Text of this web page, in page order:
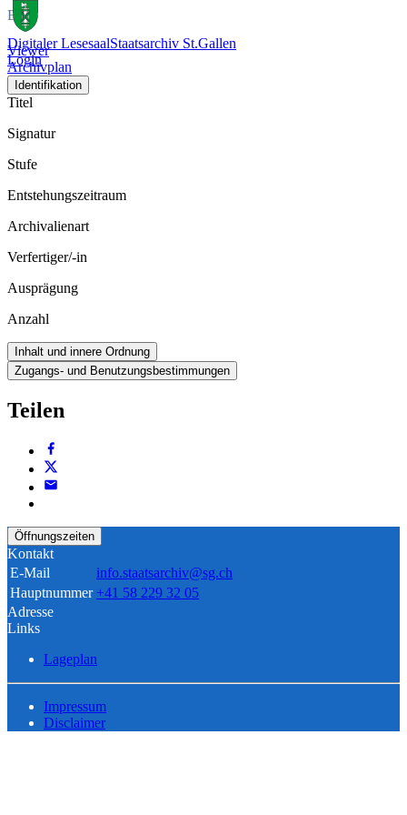
Digitaler LesesaalStaatsarchiv St.Gallen
Login
Bild
Viewer
Archivplan
Identifikation
Titel
Signatur
Stufe
Entstehungszeitraum
Archivalienart
Verfertiger/-in
Ausprägung
Anzahl
Inhalt und innere Ordnung
Zugangs- und Benutzungsbestimmungen
Teilen
Öffnungszeiten
Kontakt
E-Mail
info.staatsarchiv@sg.ch
Hauptnummer +41 58 229 32 05
Adresse
Links
Lageplan
Impressum
Disclaimer